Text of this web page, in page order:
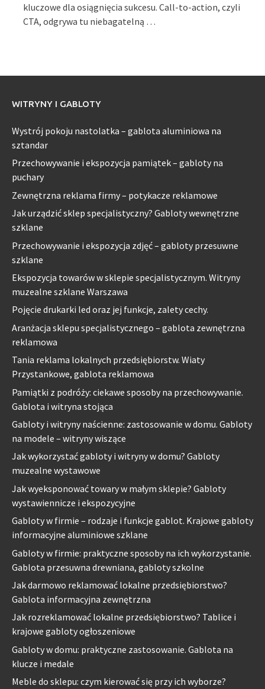
kluczowe dla osiągnięcia sukcesu. Call-to-action, czyli
CTA, odgrywa tu niebagatelną …
WITRYNY I GABLOTY
Wystrój pokoju nastolatka – gablota aluminiowa na
sztandar
Przechowywanie i ekspozycja pamiątek – gabloty na
puchary
Zewnętrzna reklama firmy – potykacze reklamowe
Jak urządzić sklep specjalistyczny? Gabloty wewnętrzne
szklane
Przechowywanie i ekspozycja zdjęć – gabloty przesuwne
szklane
Ekspozycja towarów w sklepie specjalistycznym. Witryny
muzealne szklane Warszawa
Pojęcie drukarki led oraz jej funkcje, zalety cechy.
Aranżacja sklepu specjalistycznego – gablota zewnętrzna
reklamowa
Tania reklama lokalnych przedsiębiorstw. Wiaty
Przystankowe, gablota reklamowa
Pamiątki z podróży: ciekawe sposoby na przechowywanie.
Gablota i witryna stojąca
Gabloty i witryny naścienne: zastosowanie w domu. Gabloty
na modele – witryny wiszące
Jak wykorzystać gabloty i witryny w domu? Gabloty
muzealne wystawowe
Jak wyeksponować towary w małym sklepie? Gabloty
wystawiennicze i ekspozycyjne
Gabloty w firmie – rodzaje i funkcje gablot. Krajowe gabloty
informacyjne aluminiowe szklane
Gabloty w firmie: praktyczne sposoby na ich wykorzystanie.
Gablota przesuwna drewniana, gabloty szkolne
Jak darmowo reklamować lokalne przedsiębiorstwo?
Gablota informacyjna zewnętrzna
Jak rozreklamować lokalne przedsiębiorstwo? Tablice i
krajowe gabloty ogłoszeniowe
Gabloty w domu: praktyczne zastosowanie. Gablota na
klucze i medale
Meble do sklepu: czym kierować się przy ich wyborze?